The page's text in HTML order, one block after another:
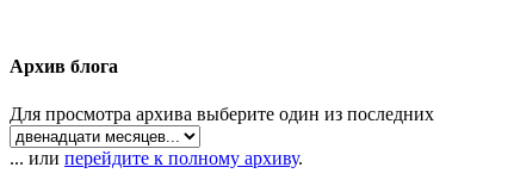
Архив блога
Для просмотра архива выберите один из последних
... или перейдите к полному архиву.